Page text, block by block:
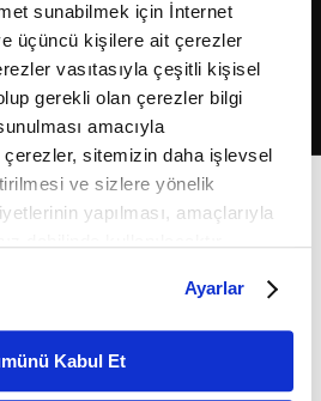
sunabilmek için İnternet
üçüncü kişilere ait çerezler
vasıtasıyla çeşitli kişisel
gerekli olan çerezler bilgi
amacıyla
çerezler, sitemizin daha işlevsel
ve sizlere yönelik
yapılması, amaçlarıyla
ilişkin detaylı bilgi için
Çerez Bilgilendirme
Korunması Kanunu uyarınca
Ayarlar
Kabul Et
saklıdır.